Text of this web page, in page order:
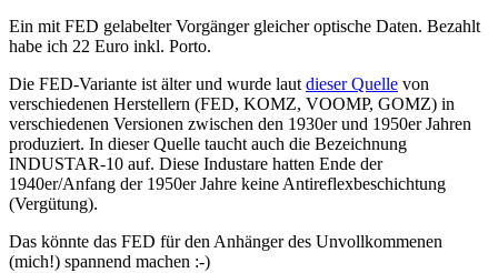
Ein mit FED gelabelter Vorgänger gleicher optische Daten. Bezahlt
habe ich 22 Euro inkl. Porto.
Die FED-Variante ist älter und wurde lautdieser Quelle von
verschiedenen Herstellern (FED, KOMZ, VOOMP, GOMZ) in
verschiedenen Versionen zwischen den 1930er und 1950er Jahren
produziert. In dieser Quelle taucht auch die Bezeichnung
INDUSTAR-10 auf. Diese Industare hatten Ende der
1940er/Anfang der 1950er Jahre keine Antireflexbeschichtung
(Vergütung).
Das könnte das FED für den Anhänger des Unvollkommenen
(mich!) spannend machen :-)